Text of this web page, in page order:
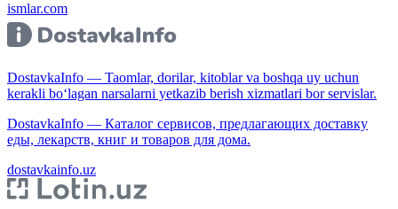
ismlar.com
DostavkaInfo — Taomlar, dorilar, kitoblar va boshqa uy uchun
kerakli bo‘lagan narsalarni yetkazib berish xizmatlari bor servislar.
DostavkaInfo — Каталог сервисов, предлагающих доставку
еды, лекарств, книг и товаров для дома.
dostavkainfo.uz